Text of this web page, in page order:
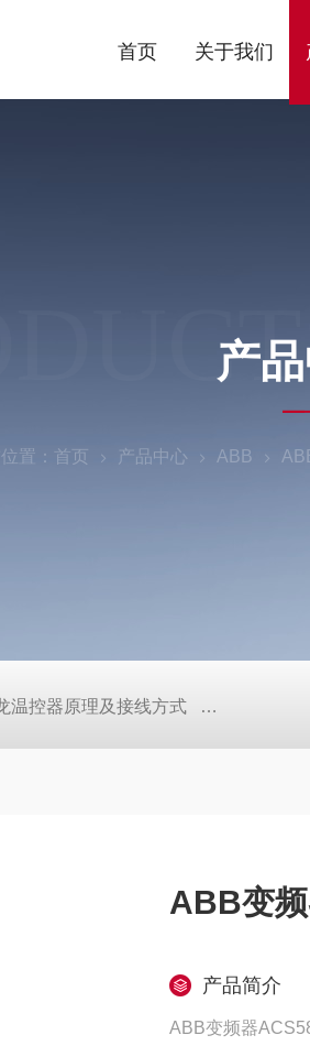
首页 关于我们
产
置： 首页 产品中心 ABB
温控器原理及接线方式 日本SMC真
ABB变
产品简介
ABB变频器